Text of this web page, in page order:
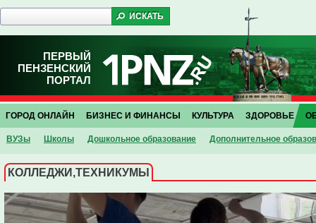
ПЕРВЫЙ
ПЕНЗЕНСКИЙ
ПОРТАЛ
ГОРОД ОНЛАЙН БИЗНЕС И ФИНАНСЫ КУЛЬТУРА ЗДОРОВЬЕ
ВУЗы Школы Дошкольное образование Дополнительное
КОЛЛЕДЖИ,ТЕХНИКУМЫ